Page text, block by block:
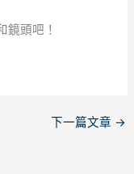
鏡頭吧！
下一篇文章 →